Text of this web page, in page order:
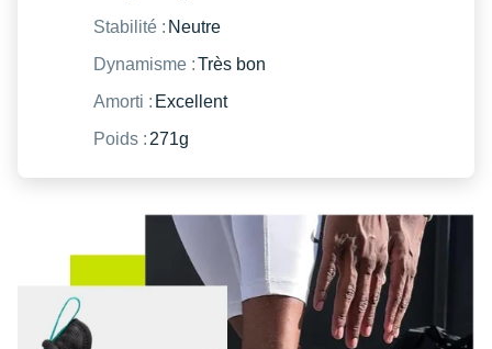
Stabilité : Neutre
Dynamisme :Très bon
Amorti : Excellent
Poids : 271g